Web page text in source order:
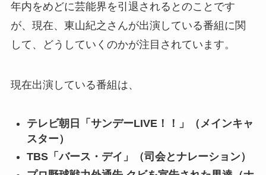
年内をめどに芸能界を引退されるとのことです
が、現在、東山紀之さんが出演している番組に関
して、どうしていくのかが注目されています。
現在出演している番組は、
テレビ朝日「サンデーLIVE！！」（メインキャ
スター）
TBS「バース・デイ」（司会とナレーション）